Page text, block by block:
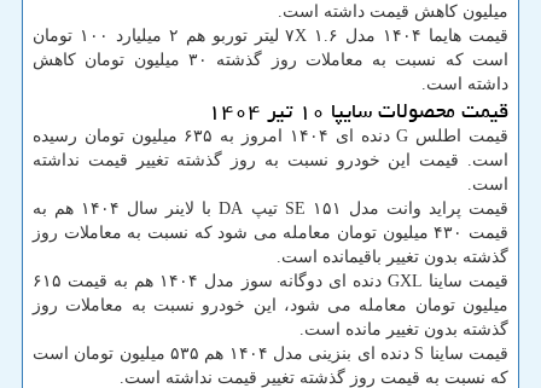
میلیون کاهش قیمت داشته است.
قیمت هایما ۱۴۰۴ مدل ۷X ۱.۶ لیتر توربو هم ۲ میلیارد ۱۰۰ تومان
است که نسبت به معاملات روز گذشته ۳۰ میلیون تومان کاهش
داشته است.
قیمت محصولات سایپا ۱۰ تیر ۱۴۰۴
قیمت اطلس G دنده ای ۱۴۰۴ امروز به ۶۳۵ میلیون تومان رسیده
است. قیمت این خودرو نسبت به روز گذشته تغییر قیمت نداشته
است.
قیمت پراید وانت مدل ۱۵۱ SE تیپ DA با لاینر سال ۱۴۰۴ هم به
قیمت ۴۳۰ میلیون تومان معامله می شود که نسبت به معاملات روز
گذشته بدون تغییر باقیمانده است.
قیمت ساینا GXL دنده ای دوگانه سوز مدل ۱۴۰۴ هم به قیمت ۶۱۵
میلیون تومان معامله می شود، این خودرو نسبت به معاملات روز
گذشته بدون تغییر مانده است.
قیمت ساینا S دنده ای بنزینی مدل ۱۴۰۴ هم ۵۳۵ میلیون تومان است
که نسبت به قیمت روز گذشته تغییر قیمت نداشته است.